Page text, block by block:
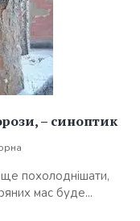
– синоптик
похолоднішати,
мас буде...